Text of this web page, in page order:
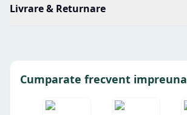
Livrare & Returnare
Cumparate frecvent impreuna